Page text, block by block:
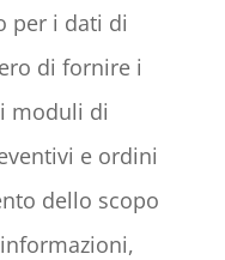
per i dati di
di fornire i
moduli di
e ordini
dello scopo